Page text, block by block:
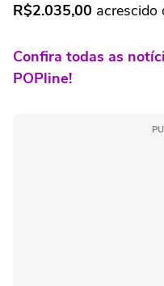
R$2.035,00 acrescido
Confira todas as
POPline!